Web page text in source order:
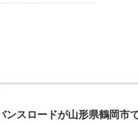
ンスロードが山形県鶴岡市